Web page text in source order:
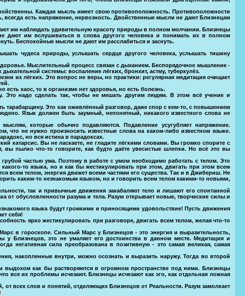
Каждая мысль имеет свою противоположность. Противоположности
всегда есть напряжение, нервозность. Двойственные мысли не дают Близнецам
им наблюдать удивительную красоту природы в полном молчании. Близнецы
дают им вслушиваться в слова другого человека и понимать их в полном
Беспокойные мысли не дают им расслабиться и заснуть.
чудеса природы, услышать сердце другого человека, услышать тишину
Мыслительный процесс связан с дыханием. Беспорядочное мышление -
системы: воспаление лёгких, бронхит, астму, туберкулёз.
их лёгких. Это вопрос не веры, но практики: регулярная медитация очищает
есть хаос, то в организме нет здоровья, но есть болезнь.
Это надо сделать так, чтобы не мешать другим людям. В этом всё учение и
тарабарщину. Это как оживлённый разговор, даже спор с кем-то, с повышением
Язык должен быть заумный, непонятный, никакого известного слова не
которые обычно подавляются. Подавление усугубляет напряжение.
что не нужно произносить известные слова на каком-либо известном языке.
но вся истина в парадоксах.
катарсис. Вы не ласкаете, не гладите лёгкими словами. Вы громко спорите с
пылко что-то говорите, как будто даёте увесистые шлепки. Но всё это вы
частью ума. Поэтому в работе с умом необходимо работать с телом. Это
то языка, но и как бы жестикулировать при этом, двигать при этом всем
всем телом, энергия движет всеми частями его существа. Так и в Джибериш. Не
каким-то незнакомым языком, но и говорить всем телом какими-то новыми,
так и привычные движения закабаляют тело и лишают его спонтанной
обусловленности разума и тела. Разум открывает новые, творческие силы и
языка будут громкими и приносящими удовольствие! Пусть движения
себя!
ярко жестикулировать при разговоре, двигать всем телом, желая что-то
в гороскопе. Сильный Марс у Близнецов - это энергия и выразительность,
Близнецов, это не умаляет его достоинства в данном месте. Медитация и
негативная сила преобразована в позитивную - это самая великая, самая
накопленные внутри, можно осознать и выразить наружу. Тогда во второй
как бы растворяются в огромном пространстве под ними. Близнецы
все их проблемы исчезают. Близнецы исчезают как эго, как отдельная ложная
всех слов и понятий, отделяющих Близнецов от Реальности. Разум замолкает